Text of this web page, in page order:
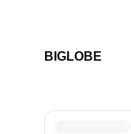
BIGLOBE